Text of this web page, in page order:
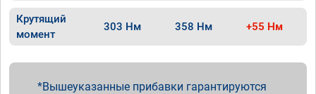
Крутящий
момент
303 Нм 358 Нм +55 Нм
Вышеуказанные прибавки гарантируются